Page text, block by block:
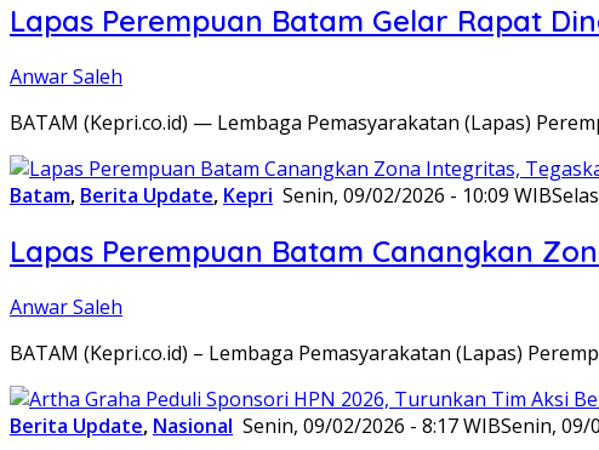
Lapas Perempuan Batam Gelar Rapat
Anwar Saleh
BATAM (Kepri.co.id) — Lembaga Pemasyarakatan (Lapas)
Batam, Berita Update, Kepri Senin, 09/02/2026 - 10:09 WIB
Lapas Perempuan Batam Canangkan
Anwar Saleh
BATAM (Kepri.co.id) – Lembaga Pemasyarakatan (Lapas)
Berita Update, Nasional Senin, 09/02/2026 - 8:17 WIBSenin, 09/